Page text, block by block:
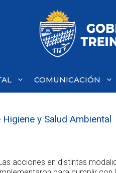
COMUNICACIÓN
y Salud Ambiental
acciones en distintas